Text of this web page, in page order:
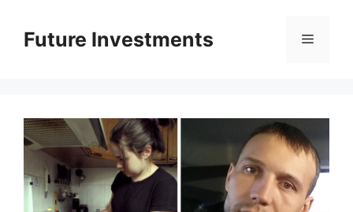
вмістуFuture Investments Меню